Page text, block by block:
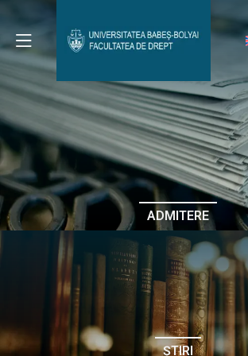
Avizier Studenți
Studii
Admitere
Erasmus & Internațional
Despre Facultate
ADMITERE
ȘTIRI